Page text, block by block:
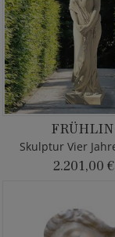
Skulptur Vier
2.201,00 €